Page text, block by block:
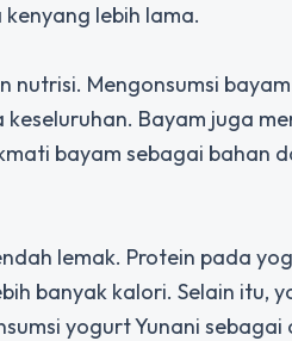
lebih lama.
Mengonsumsi
Bayam juga
bayam sebagai bahan
lemak. Protein pada
banyak kalori. Selain itu,
yogurt Yunani